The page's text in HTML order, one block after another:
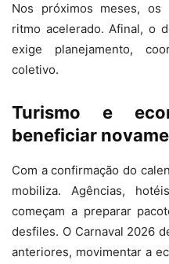
Nos próximos meses, os
ritmo acelerado. Afinal, o
exige planejamento,
coletivo.
Turismo e
beneficiar
Com a confirmação do
mobiliza. Agências,
começam a preparar
desfiles. O Carnaval 2026
anteriores, movimentar a